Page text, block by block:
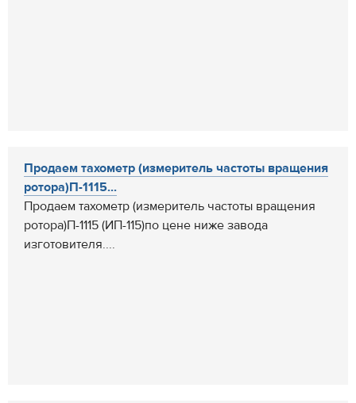
Продаем тахометр (измеритель частоты вращения
ротора)П-1115...
Продаем тахометр (измеритель частоты вращения
ротора)П-1115 (ИП-115)по цене ниже завода
изготовителя....